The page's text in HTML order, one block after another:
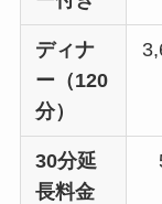
ディナ
ー（120
分）
30分延
長料金